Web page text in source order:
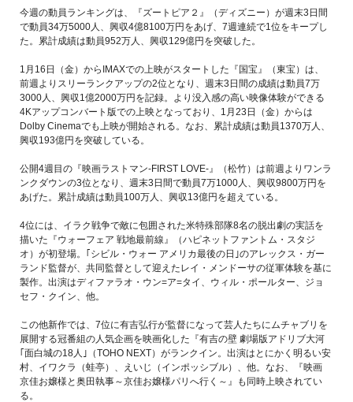
今週の動員ランキングは、『ズートピア２』（ディズニー）が週末3日間
で動員34万5000人、興収4億8100万円をあげ、7週連続で1位をキープし
た。累計成績は動員952万人、興収129億円を突破した。
1月16日（金）からIMAXでの上映がスタートした『国宝』（東宝）は、
前週よりスリーランクアップの2位となり、週末3日間の成績は動員7万
3000人、興収1億2000万円を記録。より没入感の高い映像体験ができる
4Kアップコンバート版での上映となっており、1月23日（金）からは
Dolby Cinemaでも上映が開始される。なお、累計成績は動員1370万人、
興収193億円を突破している。
公開4週目の『映画ラストマン‐FIRST LOVE‐』（松竹）は前週よりワンラ
ンクダウンの3位となり、週末3日間で動員7万1000人、興収9800万円を
あげた。累計成績は動員100万人、興収13億円を超えている。
4位には、イラク戦争で敵に包囲された米特殊部隊8名の脱出劇の実話を
描いた『ウォーフェア 戦地最前線』（ハピネットファントム・スタジ
オ）が初登場。｢シビル・ウォー アメリカ最後の日｣のアレックス・ガー
ランド監督が、共同監督として迎えたレイ・メンドーサの従軍体験を基に
製作。出演はディファラオ・ウン=ア=タイ、ウィル・ポールター、ジョ
セフ・クイン、他。
この他新作では、7位に有吉弘行が監督になって芸人たちにムチャブリを
展開する冠番組の人気企画を映画化した『有吉の壁 劇場版アドリブ大河
｢面白城の18人｣（TOHO NEXT）がランクイン。出演はとにかく明るい安
村、イワクラ（蛙亭）、えいじ（インポッシブル）、他。なお、『映画
京佳お嬢様と奥田執事～京佳お嬢様パリへ行く～』も同時上映されてい
る。